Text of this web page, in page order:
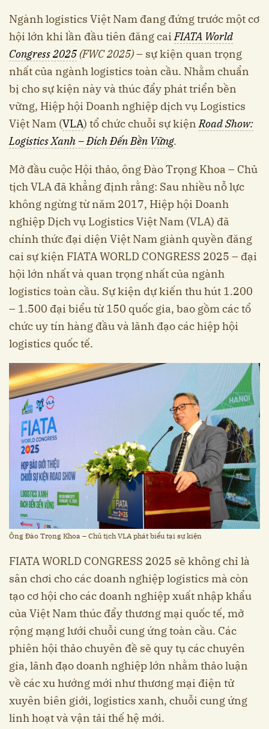
Ngành logistics Việt Nam đang đứng trước một cơ
hội lớn khi lần đầu tiên đăng caiFIATA World
Congress 2025 (FWC 2025)– sự kiện quan trọng
nhất của ngành logistics toàn cầu. Nhằm chuẩn
bị cho sự kiện này và thúc đẩy phát triển bền
vững, Hiệp hội Doanh nghiệp dịch vụ Logistics
Việt Nam (VLA) tổ chức chuỗi sự kiệnRoad Show:
Logistics Xanh – Đích Đến Bền Vững.
Mở đầu cuộc Hội thảo, ông Đào Trọng Khoa – Chủ
tịch VLA đã khẳng định rằng: Sau nhiều nỗ lực
không ngừng từ năm 2017, Hiệp hội Doanh
nghiệp Dịch vụ Logistics Việt Nam (VLA) đã
chính thức đại diện Việt Nam giành quyền đăng
cai sự kiện FIATA WORLD CONGRESS 2025 – đại
hội lớn nhất và quan trọng nhất của ngành
logistics toàn cầu. Sự kiện dự kiến thu hút 1.200
– 1.500 đại biểu từ 150 quốc gia, bao gồm các tổ
chức uy tín hàng đầu và lãnh đạo các hiệp hội
logistics quốc tế.
Ông Đào Trọng Khoa – Chủ tịch VLA phát biểu tại sự kiện
FIATA WORLD CONGRESS 2025 sẽ không chỉ là
sân chơi cho các doanh nghiệp logistics mà còn
tạo cơ hội cho các doanh nghiệp xuất nhập khẩu
của Việt Nam thúc đẩy thương mại quốc tế, mở
rộng mạng lưới chuỗi cung ứng toàn cầu. Các
phiên hội thảo chuyên đề sẽ quy tụ các chuyên
gia, lãnh đạo doanh nghiệp lớn nhằm thảo luận
về các xu hướng mới như thương mại điện tử
xuyên biên giới, logistics xanh, chuỗi cung ứng
linh hoạt và vận tải thế hệ mới.